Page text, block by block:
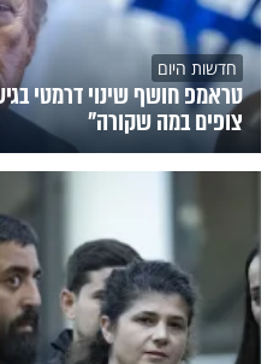
חדשות היום
טראמפ חושף שינוי דרמטי
צופים במה שקורה"